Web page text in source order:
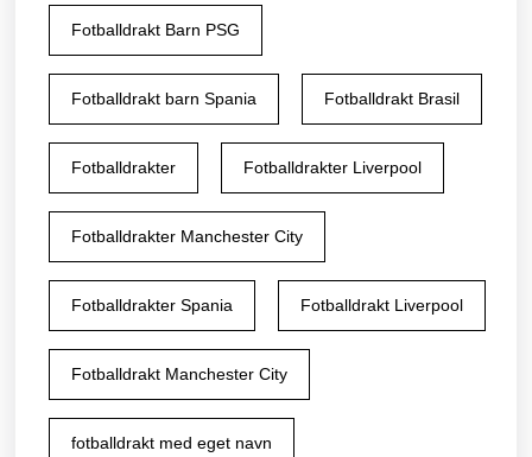
Fotballdrakt Barn PSG
Fotballdrakt barn Spania Fotballdrakt Brasil
Fotballdrakter Fotballdrakter Liverpool
Fotballdrakter Manchester City
Fotballdrakter Spania Fotballdrakt Liverpool
Fotballdrakt Manchester City
fotballdrakt med eget navn